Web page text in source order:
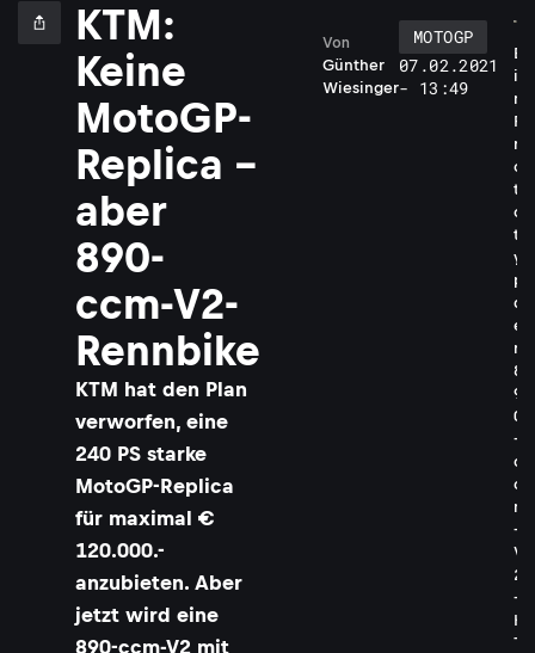
KTM:
Keine
MotoGP-
Replica –
aber
890-
ccm-V2-
Rennbike
KTM hat den Plan
verworfen, eine
240 PS starke
MotoGP-Replica
für maximal €
120.000.-
anzubieten. Aber
jetzt wird eine
890-ccm-V2 mit
Günther
Wiesinger
Von
MOTOGP
07.02.2021
- 13:49
E
i
n
P
r
o
t
o
t
y
p
d
e
r
8
9
0
-
c
c
m
-
V
2
-
K
T